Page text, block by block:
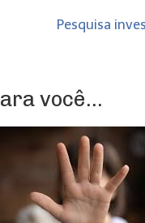
Pesquisa
você...